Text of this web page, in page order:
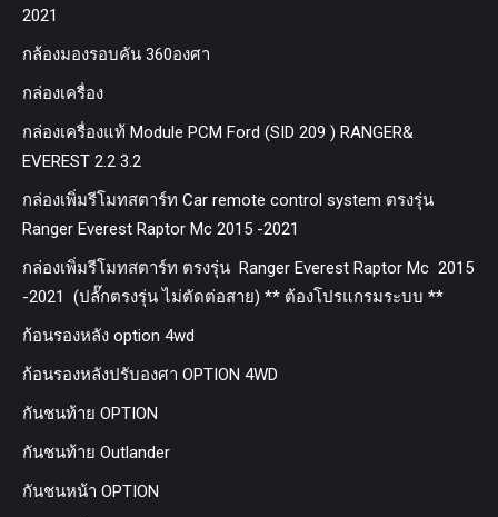
2021
กล้องมองรอบคัน 360องศา
กล่องเครื่อง
กล่องเครื่องแท้ Module PCM Ford (SID 209 ) RANGER&
EVEREST 2.2 3.2
กล่องเพิ่มรีโมทสตาร์ท Car remote control system ตรงรุ่น
Ranger Everest Raptor Mc 2015 -2021
กล่องเพิ่มรีโมทสตาร์ท ตรงรุ่น Ranger Everest Raptor Mc 2015
-2021 (ปลั๊กตรงรุ่น ไม่ตัดต่อสาย) ** ต้องโปรแกรมระบบ **
ก้อนรองหลัง option 4wd
ก้อนรองหลังปรับองศา OPTION 4WD
กันชนท้าย OPTION
กันชนท้าย Outlander
กันชนหน้า OPTION